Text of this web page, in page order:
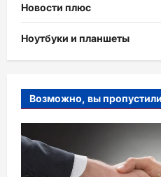
Новости плюс
Ноутбуки и планшеты
Возможно, вы пропустили